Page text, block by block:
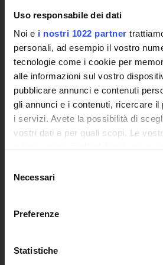
Uso responsabile dei dati
Noi e i nostri 1022 partner
personali, ad esempio il vostro
tecnologie come i cookie per
alle informazioni sul vostro
pubblicare annunci e contenuti
gli annunci e i contenuti, ricercare il
i servizi. Avete la possibilità di
vostri dati e per quali scopi. Le
modificare o revocare il proprio
momento dalla Dichiarazione sui
raccogliere informazioni
geografica, con
delNecessari
Preferenze
Statistiche
L'infrastruttura di e-
Siti Istituzionali e Progetti
Accesso alla Banca Dati di
Posta Elettronica
Bacheca del
DIDATTICA
Corsi di Laurea
Percorsi abilitanti di formazione
Certificazioni e Alta